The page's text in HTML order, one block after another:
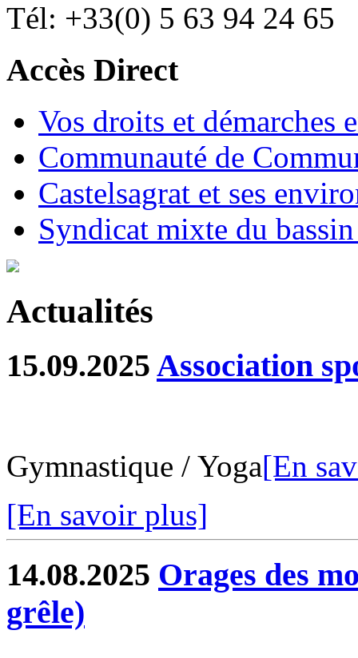
Tél: +33(0) 5 63 94 24 65
Accès Direct
Vos droits et démarches
Communauté de
Castelsagrat et ses
Syndicat mixte du
Actualités
15.09.2025 Association
Gymnastique / Yoga[En
[En savoir plus]
14.08.2025 Orages des
grêle)